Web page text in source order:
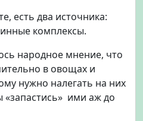
есть два источника:
комплексы.
народное мнение, что
в овощах и
нужно налегать на них
ими аж до